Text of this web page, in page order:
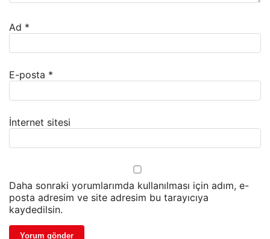
Ad *
E-posta *
İnternet sitesi
Daha sonraki yorumlarımda kullanılması için adım, e-
posta adresim ve site adresim bu tarayıcıya
kaydedilsin.